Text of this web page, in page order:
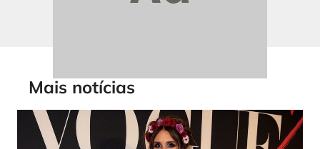
Mais notícias